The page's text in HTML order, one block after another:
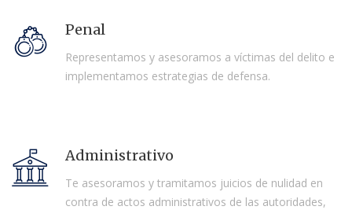
Penal
Representamos y asesoramos a víctimas del delito e
implementamos estrategias de defensa.
Administrativo
Te asesoramos y tramitamos juicios de nulidad en
contra de actos administrativos de las autoridades,